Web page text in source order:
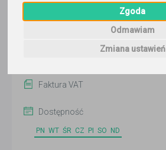
Zgoda
Odmawiam
Zmiana ustawień
Faktura VAT
Dostępność
PN WT ŚR CZ PI SO ND